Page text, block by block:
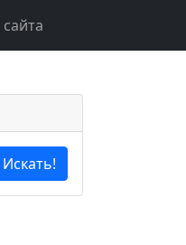
Искать!